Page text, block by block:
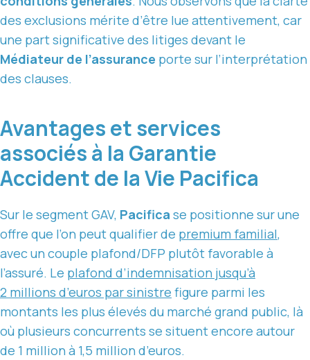
des exclusions mérite d’être lue attentivement, car
une part significative des litiges devant le
Médiateur de l’assurance porte sur l’interprétation
des clauses.
Avantages et services
associés à la Garantie
Accident de la Vie Pacifica
Sur le segment GAV, Pacifica se positionne sur une
offre que l’on peut qualifier de premium familial,
avec un couple plafond/DFP plutôt favorable à
l’assuré. Le plafond d’indemnisation jusqu’à
2 millions d’euros par sinistre figure parmi les
montants les plus élevés du marché grand public, là
où plusieurs concurrents se situent encore autour
de 1 million à 1,5 million d’euros.